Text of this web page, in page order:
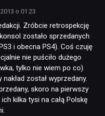
o 01:23
Zróbcie retrospekcję
zostało sprzedanych
i obecna PS4). Coś czuję
nie puściło dużego
tylko nie wiem po co)
został wyprzedany.
skoro na pierwszy
kilka tysi na całą Polskę